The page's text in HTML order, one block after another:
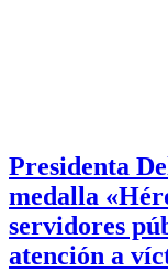
Presidenta
medalla
servidores
atención a